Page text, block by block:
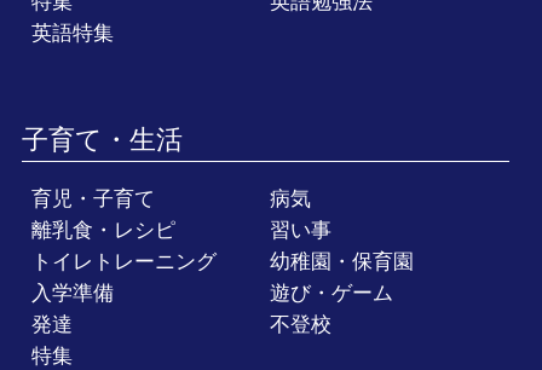
英語特集
子育て・生活
育児・子育て
病気
離乳食・レシピ
習い事
トイレトレーニング
幼稚園・保育園
入学準備
遊び・ゲーム
発達
不登校
特集